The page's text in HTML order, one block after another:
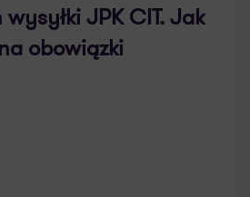
JPK CIT. Jak
obowiązki